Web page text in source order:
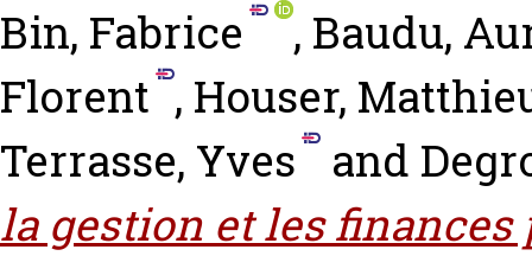
Bin, Fabrice
, Baudu,
Florent , Houser,
Terrasse, Yves
and
la gestion et les finances